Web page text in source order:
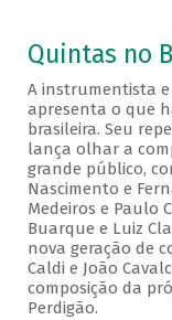
Quintas no
A instrumentista
apresenta o que
brasileira. Seu
lança olhar a
grande público,
Nascimento e
Medeiros e Paulo
Buarque e Luiz
nova geração de
Caldi e João
composição da
Perdigão.